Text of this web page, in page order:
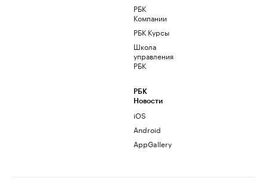
РБК
Компании
РБК Курсы
Школа
управления
РБК
РБК
Новости
iOS
Android
AppGallery